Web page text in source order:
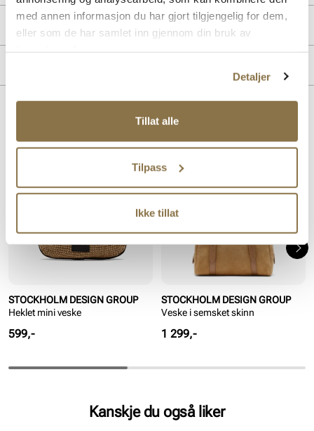
med annen informasjon du har gjort tilgjengelig for dem,
eller som de har samlet inn gjennom din bruk av
Detaljer
Tillat alle
Tilpass
Ikke tillat
PRODUKTDETALJER
Overdel:Semsket skinn
Lignende produkter
STOCKHOLM DESIGN GROUP
Heklet mini veske
Pris
599,-
STOCKHOLM DESIGN GROUP
Veske i semsket skinn
Pris
1 299,-
Kanskje du også liker